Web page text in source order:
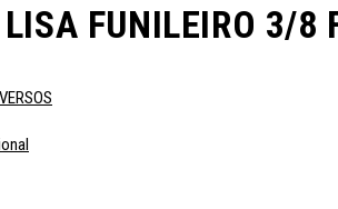
FUNILEIRO 3/8